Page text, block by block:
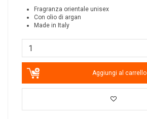
Fragranza orientale unisex
Con olio di argan
Made in Italy
Aggiungi al carrello